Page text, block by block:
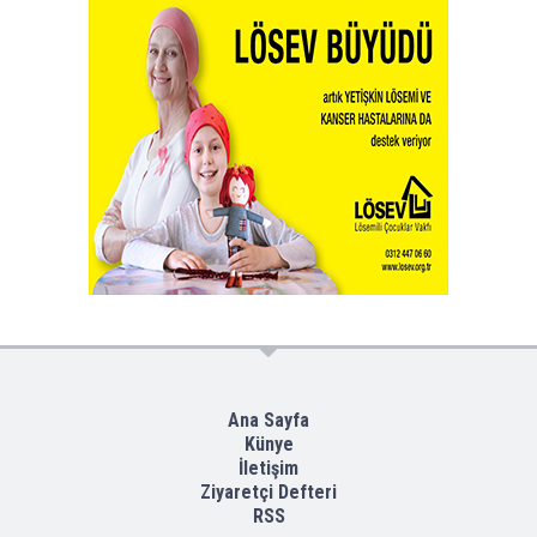
Ana Sayfa
Künye
İletişim
Ziyaretçi Defteri
RSS